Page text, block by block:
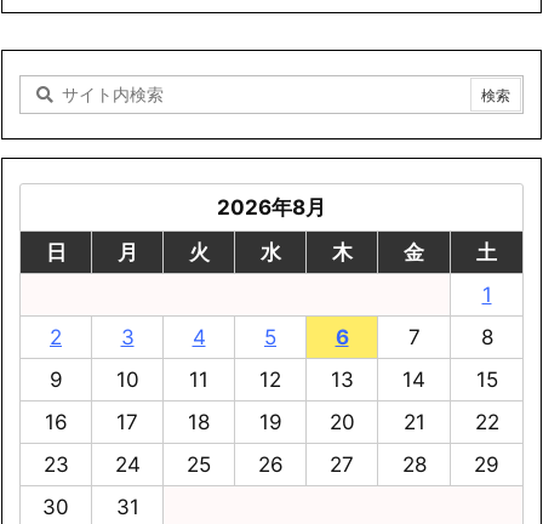
2026年8月
日
月 火 水 木 金
土
1
2
3 4 5 6 7
8
9
10 11 12 13 14
15
16
17 18 19 20 21
22
23
24 25 26 27 28
29
30
31